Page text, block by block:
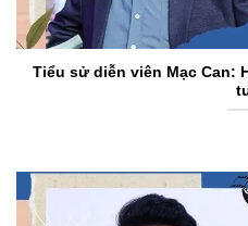
Tiểu sử diễn viên Mạc Can: